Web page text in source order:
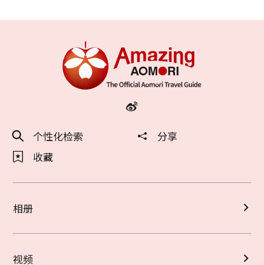
个性化检索
分享
收藏
相册
视频